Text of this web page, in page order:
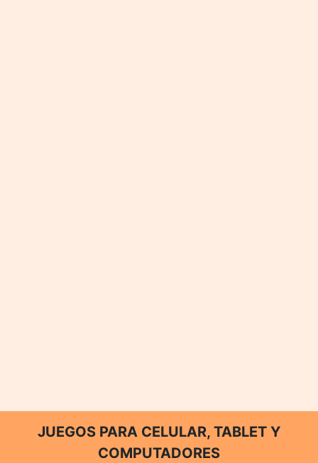
JUEGOS PARA CELULAR, TABLET Y
COMPUTADORES